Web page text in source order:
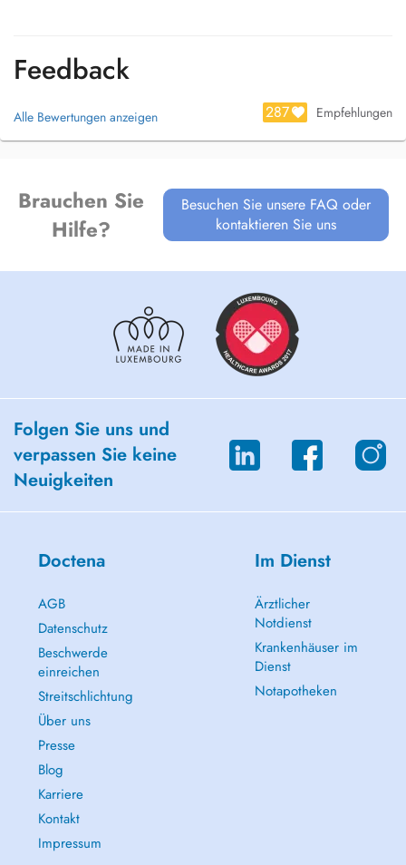
Feedback
Alle Bewertungen anzeigen 287 Empfehlungen
Brauchen Sie
Hilfe?
Besuchen Sie unsere FAQ oder
kontaktieren Sie uns
Folgen Sie uns und
verpassen Sie keine
Neuigkeiten
Doctena
AGB
Datenschutz
Beschwerde
einreichen
Streitschlichtung
Über uns
Presse
Blog
Karriere
Kontakt
Impressum
Im Dienst
Ärztlicher
Notdienst
Krankenhäuser im
Dienst
Notapotheken